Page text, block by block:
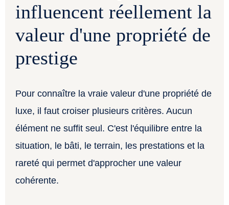
influencent réellement la
valeur d'une propriété de
prestige
Pour connaître la vraie valeur d'une propriété de
luxe, il faut croiser plusieurs critères. Aucun
élément ne suffit seul. C'est l'équilibre entre la
situation, le bâti, le terrain, les prestations et la
rareté qui permet d'approcher une valeur
cohérente.